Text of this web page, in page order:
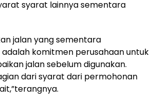
syarat lainnya sementara
jalan yang sementara
komitmen perusahaan untuk
jalan sebelum digunakan.
dari syarat dari permohonan